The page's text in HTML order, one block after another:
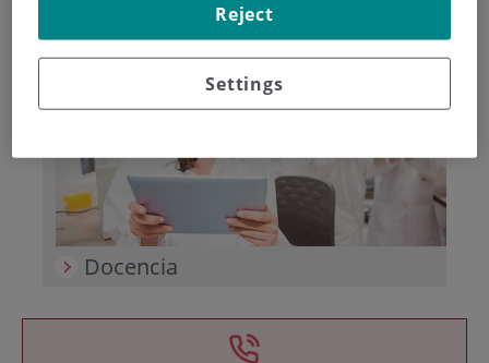
Investigación
Docencia
Settings
Reject